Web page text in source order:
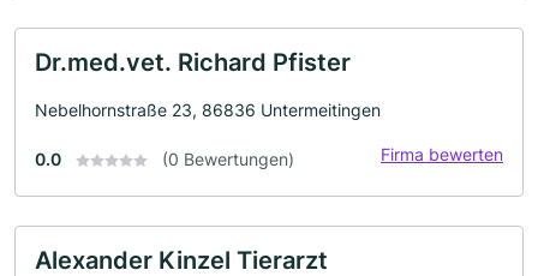
Dr.med.vet. Richard Pfister
Nebelhornstraße 23, 86836 Untermeitingen
0.0 (0 Bewertungen) Firma bewerten
Alexander Kinzel Tierarzt